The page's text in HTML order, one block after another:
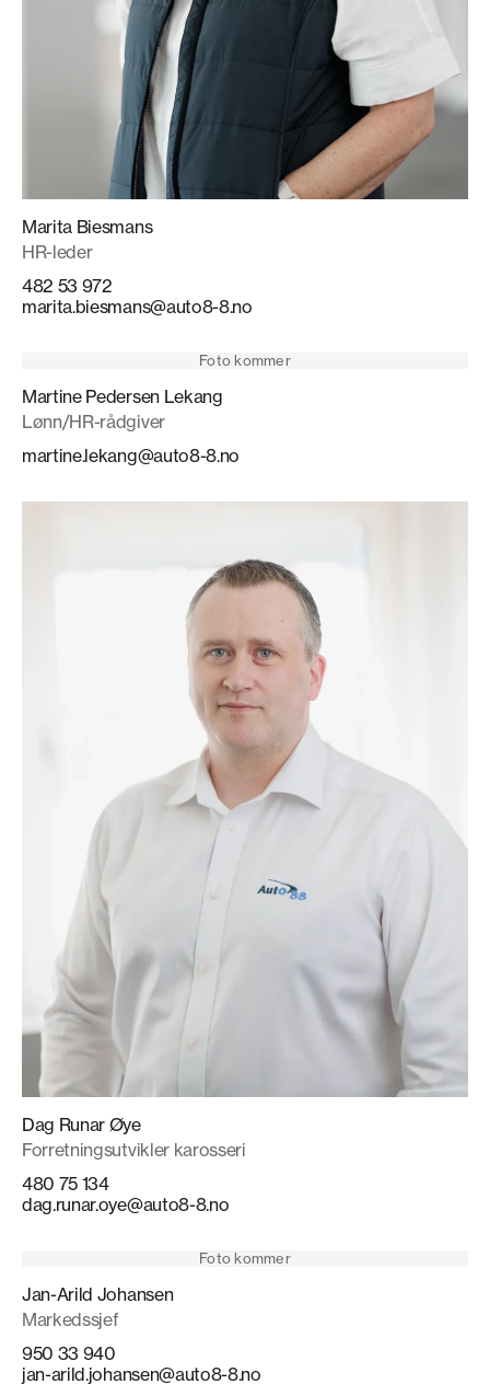
Marita Biesmans
HR-leder
482 53 972
marita.biesmans@auto8-8.no
Foto kommer
Martine Pedersen Lekang
Lønn/HR-rådgiver
martine.lekang@auto8-8.no
Dag Runar Øye
Forretningsutvikler karosseri
480 75 134
dag.runar.oye@auto8-8.no
Foto kommer
Jan-Arild Johansen
Markedssjef
950 33 940
jan-arild.johansen@auto8-8.no